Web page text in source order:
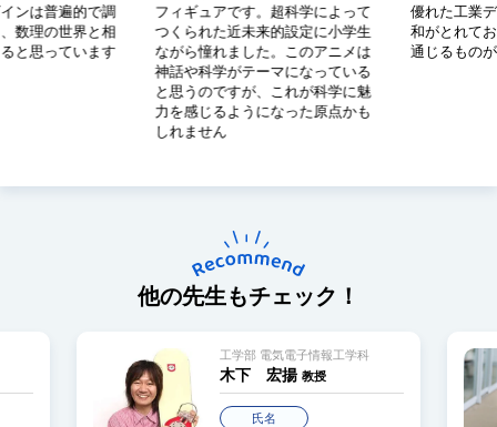
も許されるのが若者の特権です。最短・最善の道を目指すのもい
いけれど、寄り道をすることによって得られるものや思わぬ発見
もあります。そうした経験を積み上げながら、視野を広げていっ
また、個別の研究や留学などの課外活動についても⽬先の利益や
けていると、ある⽇突然「あっ！」と未来が拓ける可能性があり
ます。その瞬間は、突き詰め続けた⼈にしか訪れないと思ってい
ンは普遍的で調
数理の世界と相
と思っています
フィギュアです。超科学によって
つくられた近未来的設定に⼩学⽣
ながら憧れました。このアニメは
神話や科学がテーマになっている
と思うのですが、これが科学に魅
⼒を感じるようになった原点かも
しれません
優れた工業
和がとれて
通じるもの
他の先生もチェック！
工学部 電気電子情報工学科
木下 宏揚教授
氏名